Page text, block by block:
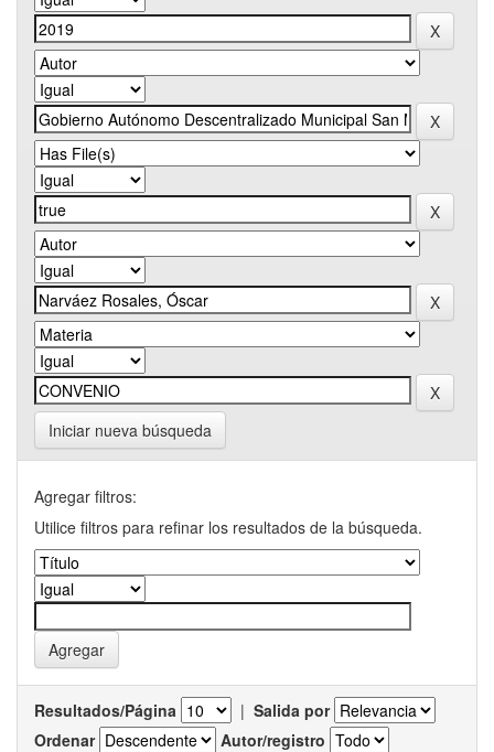
Iniciar nueva búsqueda
Agregar filtros:
Utilice filtros para refinar los resultados de la búsqueda.
Resultados/Página | Salida por
Ordenar
Autor/registro